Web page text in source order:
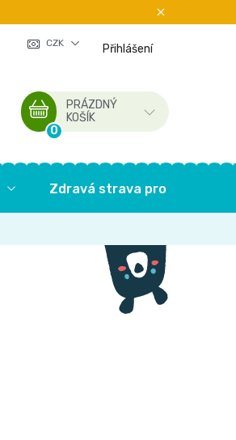
CZK Přihlášení
NÁKUPNÍ
KOŠÍK
PRÁZDNÝ
KOŠÍK
Zdravá strava pro děti🥦